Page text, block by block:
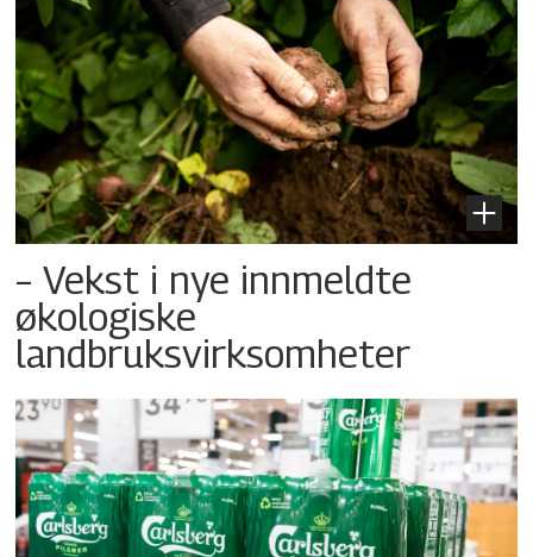
– Vekst i nye innmeldte
økologiske
landbruksvirksomheter